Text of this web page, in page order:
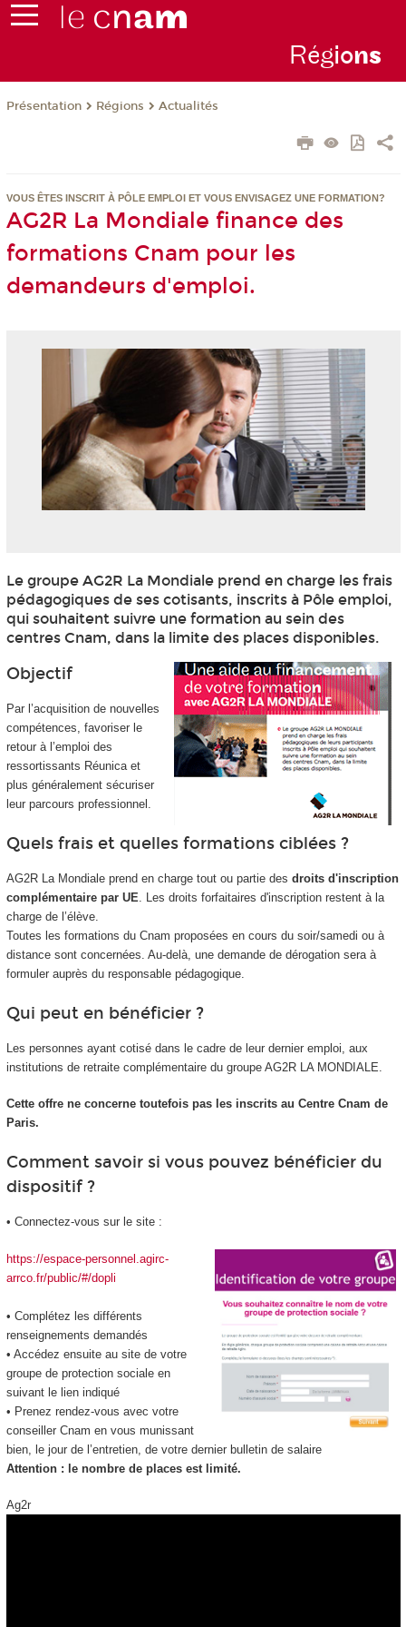
Régions
Présentation Régions Actualités
VOUS ÊTES INSCRIT À PÔLE EMPLOI ET VOUS ENVISAGEZ UNE FORMATION?
AG2R La Mondiale finance des
formations Cnam pour les
demandeurs d'emploi.
Le groupe AG2R La Mondiale prend en charge les frais
pédagogiques de ses cotisants, inscrits à Pôle emploi,
qui souhaitent suivre une formation au sein des
centres Cnam, dans la limite des places disponibles.
Objectif
Par l’acquisition de nouvelles
compétences, favoriser le
retour à l’emploi des
ressortissants Réunica et
plus généralement sécuriser
leur parcours professionnel.
Quels frais et quelles formations ciblées ?
AG2R La Mondiale prend en charge tout ou partie des droits d'inscription
complémentaire par UE. Les droits forfaitaires d'inscription restent à la
charge de l’élève.
Toutes les formations du Cnam proposées en cours du soir/samedi ou à
distance sont concernées. Au-delà, une demande de dérogation sera à
formuler auprès du responsable pédagogique.
Qui peut en bénéficier ?
Les personnes ayant cotisé dans le cadre de leur dernier emploi, aux
institutions de retraite complémentaire du groupe AG2R LA MONDIALE.
Cette offre ne concerne toutefois pas les inscrits au Centre Cnam de
Paris.
Comment savoir si vous pouvez bénéficier du
dispositif ?
• Connectez-vous sur le site :
https://espace-personnel.agirc-
arrco.fr/public/#/dopli
• Complétez les différents
renseignements demandés
• Accédez ensuite au site de votre
groupe de protection sociale en
suivant le lien indiqué
• Prenez rendez-vous avec votre
conseiller Cnam en vous munissant
bien, le jour de l’entretien, de votre dernier bulletin de salaire
Attention : le nombre de places est limité.
Ag2r